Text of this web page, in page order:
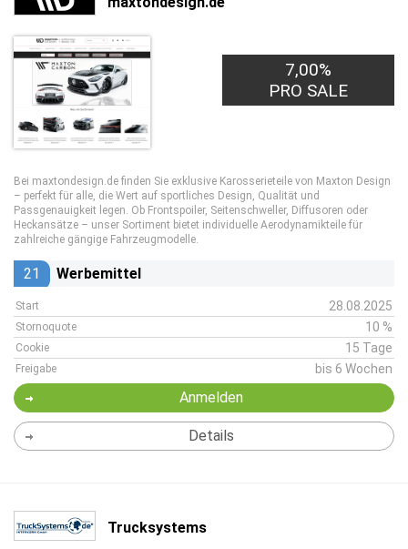
7,00%
PRO SALE
Bei maxtondesign.de finden Sie exklusive Karosserieteile von Maxton Design
– perfekt für alle, die Wert auf sportliches Design, Qualität und
Passgenauigkeit legen. Ob Frontspoiler, Seitenschweller, Diffusoren oder
Heckansätze – unser Sortiment bietet individuelle Aerodynamikteile für
zahlreiche gängige Fahrzeugmodelle.
21 Werbemittel
Start 28.08.2025
Stornoquote 10 %
Cookie 15 Tage
Freigabe bis 6 Wochen
Anmelden
Details
Trucksystems